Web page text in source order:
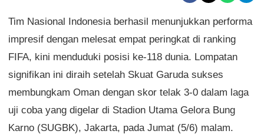
Tim Nasional Indonesia berhasil menunjukkan performa
impresif dengan melesat empat peringkat di ranking
FIFA, kini menduduki posisi ke-118 dunia. Lompatan
signifikan ini diraih setelah Skuat Garuda sukses
membungkam Oman dengan skor telak 3-0 dalam laga
uji coba yang digelar di Stadion Utama Gelora Bung
Karno (SUGBK), Jakarta, pada Jumat (5/6) malam.